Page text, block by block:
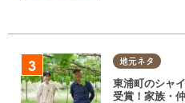
地元ネタ
東浦町のシャ
受賞！家族・